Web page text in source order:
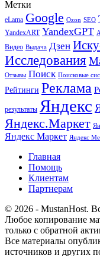
Метки
eLama Google Ozon SEO
YandexART YandexGPT
Видео Выдача Дзен
Исследования
Отзывы Поиск Поисковые
Рейтинги Реклама
результаты Яндекс
Яндекс.Маркет
Яндекс Маркет Яндекс
Главная
Помощь
Клиентам
Партнерам
© 2026 - MustanHost.
Любое копирование
только с обратной
Все материалы
источников и других